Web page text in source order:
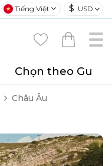
Tiếng Việt $ USD
Chọn theo Gu
Châu Âu